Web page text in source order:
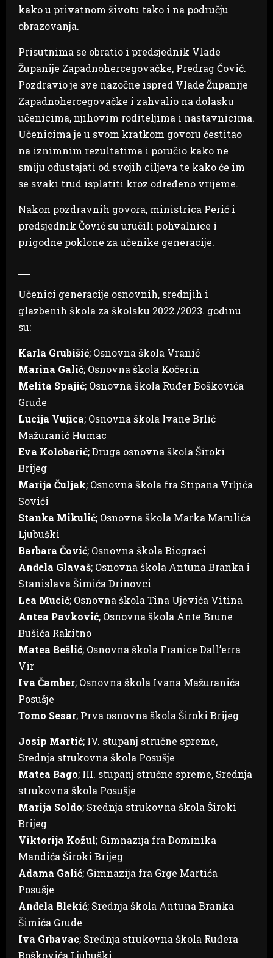
kako u privatnom životu tako i na području
obrazovanja.
Prisutnima se obratio i predsjednik Vlade
Županije Zapadnohercegovačke, Predrag Čović.
Pozdravio je sve nazočne ispred Vlade Županije
Zapadnohercegovačke i zahvalio na dolasku
učenicima, njihovim roditeljima i nastavnicima.
Učenicima je u svom kratkom govoru čestitao
na iznimnim rezultatima i poručio kako ne
smiju odustajati od svojih ciljeva te kako će im
se svaki trud isplatiti kroz određeno vrijeme.
Nakon pozdravnih govora, ministrica Perić i
predsjednik Čović su uručili pohvalnice i
prigodne poklone za učenike generacije.
Učenici generacije osnovnih, srednjih i
glazbenih škola za školsku 2022./2023. godinu
su:
Karla Grubišić; Osnovna škola Vranić
Marina Galić; Osnovna škola Kočerin
Melita Spajić; Osnovna škola Ruđer Boškovića
Grude
Lucija Vujica; Osnovna škola Ivane Brlić
Mažuranić Humac
Eva Kolobarić; Druga osnovna škola Široki
Brijeg
Marija Čuljak; Osnovna škola fra Stipana Vrljića
Sovići
Stanka Mikulić; Osnovna škola Marka Marulića
Ljubuški
Barbara Čović; Osnovna škola Biograci
Anđela Glavaš; Osnovna škola Antuna Branka i
Stanislava Šimića Drinovci
Lea Mucić; Osnovna škola Tina Ujevića Vitina
Antea Pavković; Osnovna škola Ante Brune
Bušića Rakitno
Matea Bešlić; Osnovna škola Franice Dall’erra
Vir
Iva Čamber; Osnovna škola Ivana Mažuranića
Posušje
Tomo Sesar; Prva osnovna škola Široki Brijeg
Josip Martić; IV. stupanj stručne spreme,
Srednja strukovna škola Posušje
Matea Bago; III. stupanj stručne spreme, Srednja
strukovna škola Posušje
Marija Soldo; Srednja strukovna škola Široki
Brijeg
Viktorija Kožul; Gimnazija fra Dominika
Mandića Široki Brijeg
Adama Galić; Gimnazija fra Grge Martića
Posušje
Anđela Blekić; Srednja škola Antuna Branka
Šimića Grude
Iva Grbavac; Srednja strukovna škola Ruđera
Boškovića Ljubuški